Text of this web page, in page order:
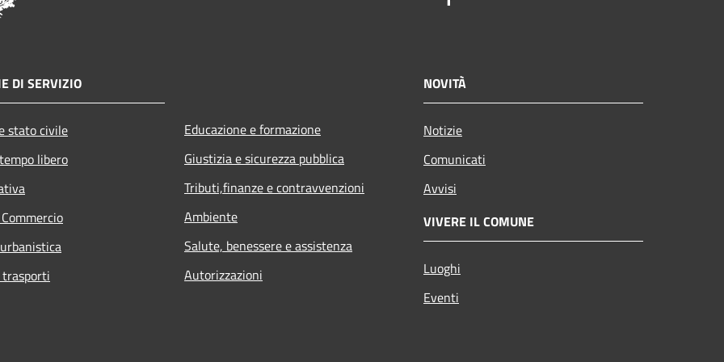
DI SERVIZIO
stato civile
libero
Educazione e formazione
Giustizia e sicurezza pubblica
Tributi,finanze e contravvenzioni
Ambiente
Salute, benessere e assistenza
Autorizzazioni
NOVITÀ
Notizie
Comunicati
Avvisi
VIVERE IL COMUNE
Luoghi
Eventi